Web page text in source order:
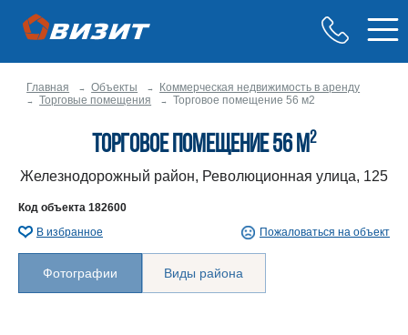
Главная Объекты
Коммерческая недвижимость в аренду
Торговые помещения
Торговое помещение 56 м2
Торговое помещение 56 м2
Железнодорожный район, Революционная улица, 125
Код объекта 182600
В избранное
Пожаловаться на объект
Фотографии Виды района